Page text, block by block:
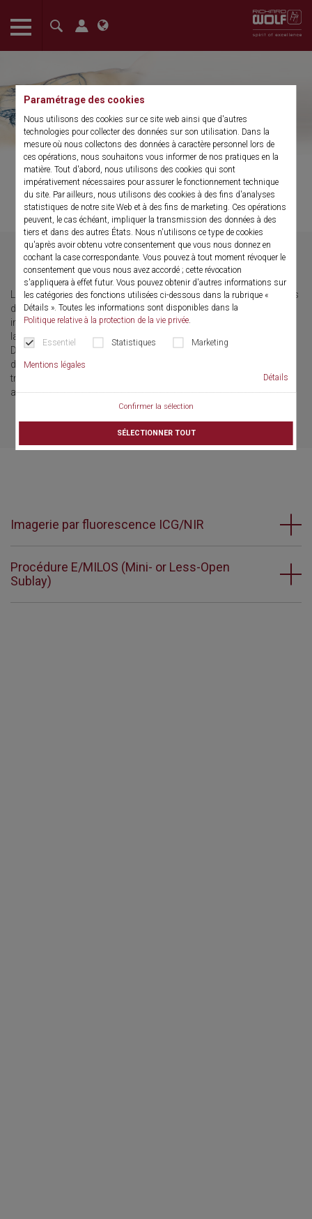
Paramétrage des cookies
Nous utilisons des cookies sur ce site web ainsi que d'autres
technologies pour collecter des données sur son utilisation. Dans la
mesure où nous collectons des données à caractère personnel lors de
ces opérations, nous souhaitons vous informer de nos pratiques en la
matière. Tout d'abord, nous utilisons des cookies qui sont
impérativement nécessaires pour assurer le fonctionnement technique
du site. Par ailleurs, nous utilisons des cookies à des fins d'analyses
statistiques de notre site Web et à des fins de marketing. Ces opérations
peuvent, le cas échéant, impliquer la transmission des données à des
tiers et dans des autres États. Nous n'utilisons ce type de cookies
qu'après avoir obtenu votre consentement que vous nous donnez en
cochant la case correspondante. Vous pouvez à tout moment révoquer le
consentement que vous nous avez accordé ; cette révocation
s'appliquera à effet futur. Vous pouvez obtenir d'autres informations sur
les catégories des fonctions utilisées ci-dessous dans la rubrique «
Détails ». Toutes les informations sont disponibles dans la
Politique relative à la protection de la vie privée.
Essentiel Statistiques Marketing
Mentions légales
Détails
Confirmer la sélection
SÉLECTIONNER TOUT
The language setting of your browser is set to English. Do you
Visite clinique en chirurgie
Les solutions système de Richard Wolf fixent de nouveaux critères
dans le domaine de la visualisation et de la technique
instrumentale. La chirurgie mini-invasive, notamment la
laparoscopie, fait partie intégrante des procédures chirurgicales.
Dans les centres d’observation sélectionnés, des spécialistes
disposant d’une longue expérience se tiennent à disposition pour
transmettre progressivement les procédures, les techniques et les
avantages de la technique chirurgicale correspondante.
Imagerie par fluorescence ICG/NIR
Procédure E/MILOS (Mini- or Less-Open
Sublay)